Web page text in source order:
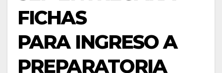
FICHAS
PARA INGRESO A
PREPARATORIA